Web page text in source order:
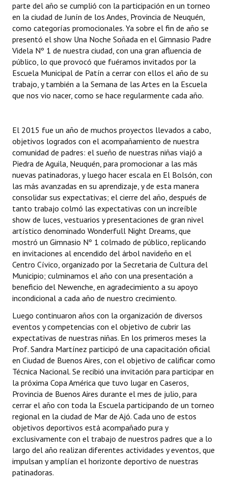
Banca del Vecino - Registro
Huéspedes de Honor - Registro
Antiguos Pobladores - Registro
Reconocimientos - Registro
Bariloche, Municipio intercultural
REFORMA DE LA CARTA ORGÁNICA
parte del año se cumplió con la participación en un torneo
en la ciudad de Junín de los Andes, Provincia de Neuquén,
como categorías promocionales. Ya sobre el fin de año se
presentó el show Una Noche Soñada en el Gimnasio Padre
Videla Nº 1 de nuestra ciudad, con una gran afluencia de
público, lo que provocó que fuéramos invitados por la
Escuela Municipal de Patín a cerrar con ellos el año de su
trabajo, y también a la Semana de las Artes en la Escuela
que nos vio nacer, como se hace regularmente cada año.
El 2015 fue un año de muchos proyectos llevados a cabo,
objetivos logrados con el acompañamiento de nuestra
comunidad de padres: el sueño de nuestras niñas viajó a
Piedra de Aguila, Neuquén, para promocionar a las más
nuevas patinadoras, y luego hacer escala en El Bolsón, con
las más avanzadas en su aprendizaje, y de esta manera
consolidar sus expectativas; el cierre del año, después de
tanto trabajo colmó las expectativas con un increíble
show de luces, vestuarios y presentaciones de gran nivel
artístico denominado Wonderfull Night Dreams, que
mostró un Gimnasio Nº 1 colmado de público, replicando
en invitaciones al encendido del árbol navideño en el
Centro Cívico, organizado por la Secretaria de Cultura del
Municipio; culminamos el año con una presentación a
beneficio del Newenche, en agradecimiento a su apoyo
incondicional a cada año de nuestro crecimiento.
Luego continuaron años con la organización de diversos
eventos y competencias con el objetivo de cubrir las
expectativas de nuestras niñas. En los primeros meses la
Prof. Sandra Martínez participó de una capacitación oficial
en Ciudad de Buenos Aires, con el objetivo de calificar como
Técnica Nacional. Se recibió una invitación para participar en
la próxima Copa América que tuvo lugar en Caseros,
Provincia de Buenos Aires durante el mes de julio, para
cerrar el año con toda la Escuela participando de un torneo
regional en la ciudad de Mar de Ajó. Cada uno de estos
objetivos deportivos está acompañado pura y
exclusivamente con el trabajo de nuestros padres que a lo
largo del año realizan diferentes actividades y eventos, que
impulsan y amplían el horizonte deportivo de nuestras
patinadoras.